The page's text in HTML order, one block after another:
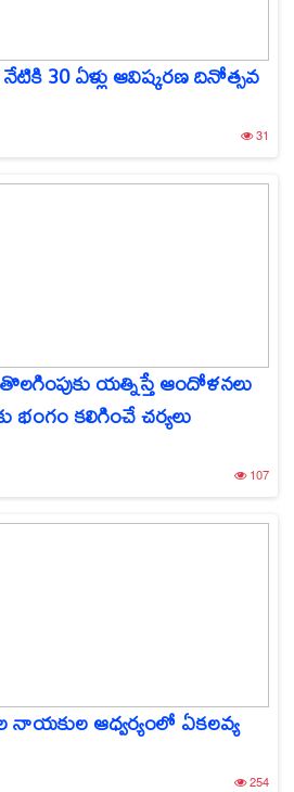
30 ఏళ్లు ఆవిష్కరణ దినోత్సవ
31
యత్నిస్తే ఆందోళనలు
కలిగించే చర్యలు
107
ఆధ్వర్యంలో ఏకలవ్య
254